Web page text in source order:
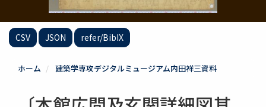
CSV JSON refer/BibIX
ホーム 建築学専攻デジタルミュージアム内田祥三資料